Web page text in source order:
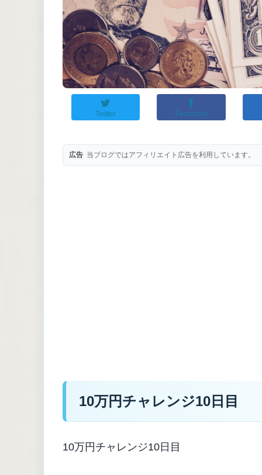
Twitter Facebook
広告 当ブログではアフィリエイト広告を利用しています。
10万円チャレンジ10日目
10万円チャレンジ10日目